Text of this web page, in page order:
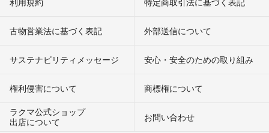
古物営業法に基づく表記 外部送信について
サステナビリティメッセージ 安心・安全のための取り組み
権利侵害について
商標権について
ラクマ公式ショップ
出店について
お問い合わせ